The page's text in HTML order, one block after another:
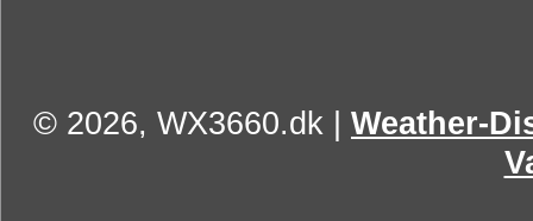
© 2026, WX3660.dk
Weather-